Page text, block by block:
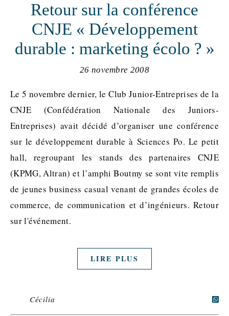
Retour sur la conférence
CNJE « Développement
durable : marketing écolo ? »
26 novembre 2008
Le 5 novembre dernier, le Club Junior-Entreprises de la
CNJE (Confédération Nationale des Juniors-
Entreprises) avait décidé d’organiser une conférence
sur le développement durable à Sciences Po. Le petit
hall, regroupant les stands des partenaires CNJE
(KPMG, Altran) et l’amphi Boutmy se sont vite remplis
de jeunes business casual venant de grandes écoles de
commerce, de communication et d’ingénieurs. Retour
sur l'événement.
LIRE PLUS
Cécilia